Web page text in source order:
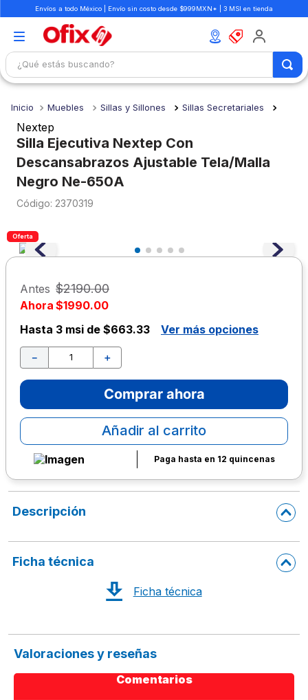
Envíos a todo México | Envío sin costo desde $999MXN* | 3 MSI en tienda
¿Qué estás buscando?
Muebles Sillas y Sillones Sillas Secretariales
Nextep
Silla Ejecutiva Nextep Con
Descansabrazos Ajustable Tela/Malla
Negro Ne-650A
: 2370319
Oferta
Antes $2190.00
Ahora $1990.00
Hasta 3 msi de $663.33 Ver más opciones
＋
－
Comprar ahora
Añadir al carrito
Paga hasta en 12 quincenas
Descripción
Ficha técnica
Ficha técnica
Valoraciones y reseñas
Comentarios
1.
mochilas
2.
libretas
3.
cuaderno
4.
cuadernos
5.
colores
6.
7.
sacapuntas
escolar
9.
escritorio
10. lapiz